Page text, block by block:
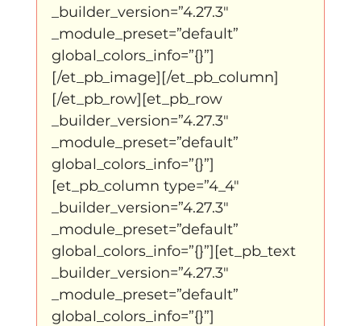
_builder_version=”4.27.3″
_module_preset=”default”
global_colors_info=”{}”]
[/et_pb_image][/et_pb_column]
[/et_pb_row][et_pb_row
_builder_version=”4.27.3″
_module_preset=”default”
global_colors_info=”{}”]
[et_pb_column type=”4_4″
_builder_version=”4.27.3″
_module_preset=”default”
global_colors_info=”{}”][et_pb_text
_builder_version=”4.27.3″
_module_preset=”default”
global_colors_info=”{}”]